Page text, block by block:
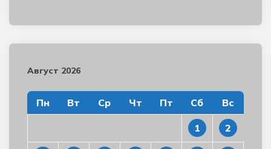
Август 2026
Пн Вт Ср Чт Пт Сб Вс
1 2